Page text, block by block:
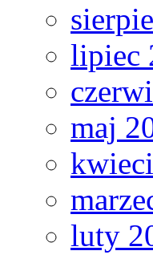
lipiec
maj
luty